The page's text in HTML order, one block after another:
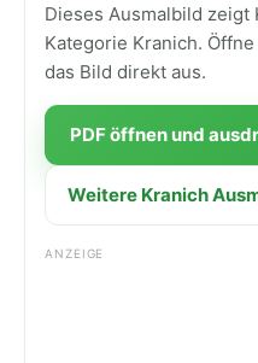
Dieses Ausmalbild zeigt
Kategorie Kranich.
das Bild direkt aus.
PDF öffnen und
Weitere Kranich
ANZEIGE